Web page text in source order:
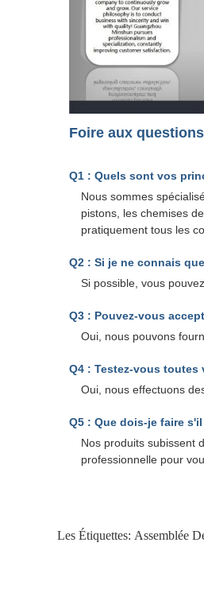
Foire aux questions
Q1 : Quels sont vos
Nous sommes
pistons, les chemises
pratiquement tous les
Q2 : Si je ne connais
Si possible, vous
Q3 : Pouvez-vous
Oui, nous pouvons
Q4 : Testez-vous
Oui, nous effectuons
Q5 : Que dois-je faire
Nos produits subissent
professionnelle pour
Les Étiquettes: Assemblée